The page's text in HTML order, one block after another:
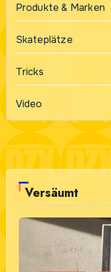
Produkte & Marken
Skateplätze
Tricks
Video
Versäumt